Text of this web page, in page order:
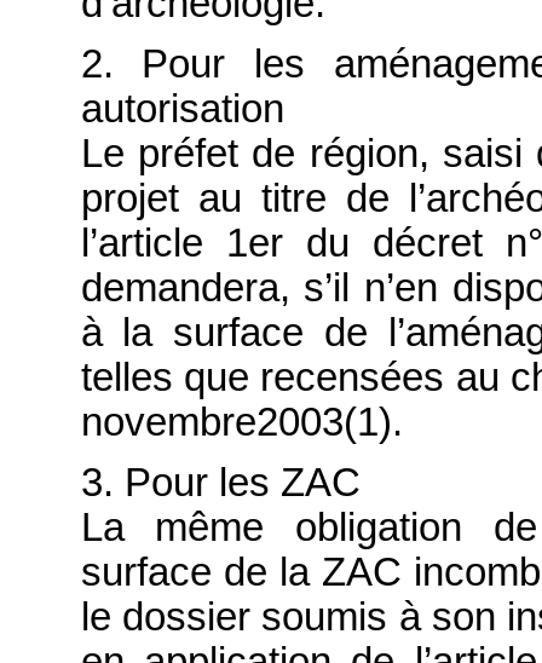
2. Pour les
autorisation
Le préfet de région, saisi
projet au titre de
l’article 1er du décret
demandera, s’il n’en
à la surface de
telles que recensées au
novembre2003(1).
3. Pour les ZAC
La même obligation
surface de la ZAC
le dossier soumis à son